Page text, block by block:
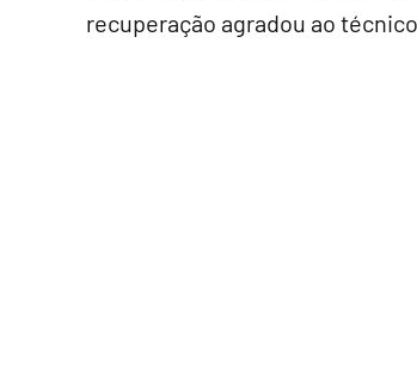
recuperação agradou ao